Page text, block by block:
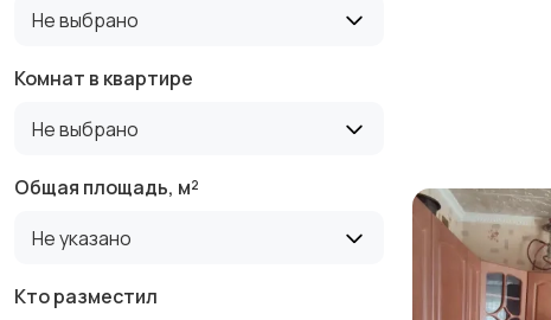
Не выбрано
Комнат в квартире
Не выбрано
Общая площадь, м²
Не указано
Кто разместил